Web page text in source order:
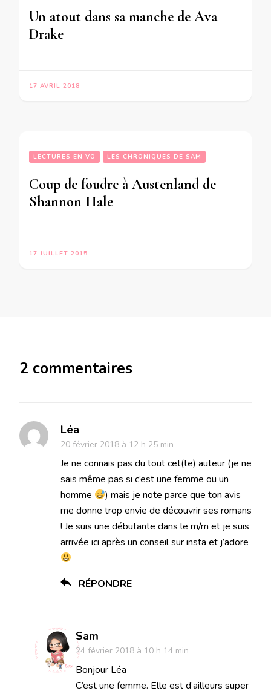
Un atout dans sa manche de Ava
Drake
17 AVRIL 2018
LECTURES EN VO LES CHRONIQUES DE SAM
Coup de foudre à Austenland de
Shannon Hale
17 JUILLET 2015
2 commentaires
Léa
20 février 2018 à 12 h 25 min
Je ne connais pas du tout cet(te) auteur (je ne
sais même pas si c’est une femme ou un
homme
) mais je note parce que ton avis
me donne trop envie de découvrir ses romans
! Je suis une débutante dans le m/m et je suis
arrivée ici après un conseil sur insta et j’adore
RÉPONDRE
Sam
24 février 2018 à 10 h 14 min
Bonjour Léa
C’est une femme. Elle est d’ailleurs super